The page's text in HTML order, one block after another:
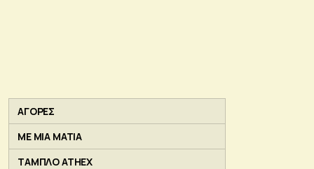
ΑΓΟΡΕΣ
ΜΕ ΜΙΑ ΜΑΤΙΑ
ΤΑΜΠΛΟ ATHEX